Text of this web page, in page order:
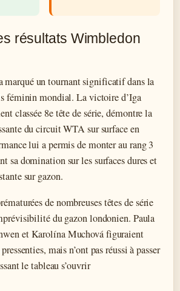
résultats Wimbledon
marqué un tournant significatif dans la
féminin mondial. La victoire d’Iga
classée 8e tête de série, démontre la
du circuit WTA sur surface en
lui a permis de monter au rang 3
sa domination sur les surfaces dures et
sur gazon.
de nombreuses têtes de série
du gazon londonien. Paula
et Karolína Muchová figuraient
mais n’ont pas réussi à passer
le tableau s’ouvrir